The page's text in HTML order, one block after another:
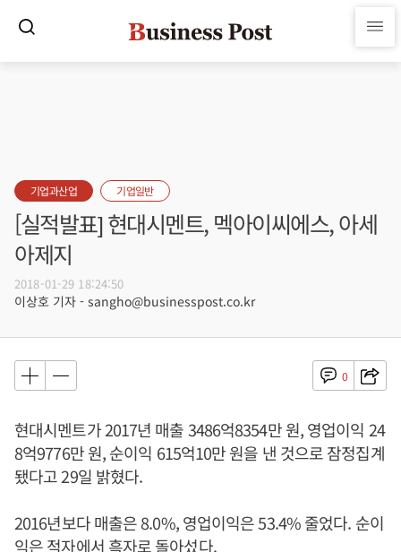
기업과산업 기업일반
[실적발표] 현대시멘트, 멕아이씨에스, 아세
아제지
2018-01-29 18:24:50
이상호 기자 - sangho@businesspost.co.kr
0
현대시멘트가 2017년 매출 3486억8354만 원, 영업이익 24
8억9776만 원, 순이익 615억10만 원을 낸 것으로 잠정집계
됐다고 29일 밝혔다.
2016년보다 매출은 8.0%, 영업이익은 53.4% 줄었다. 순이
익은 적자에서 흑자로 돌아섰다.